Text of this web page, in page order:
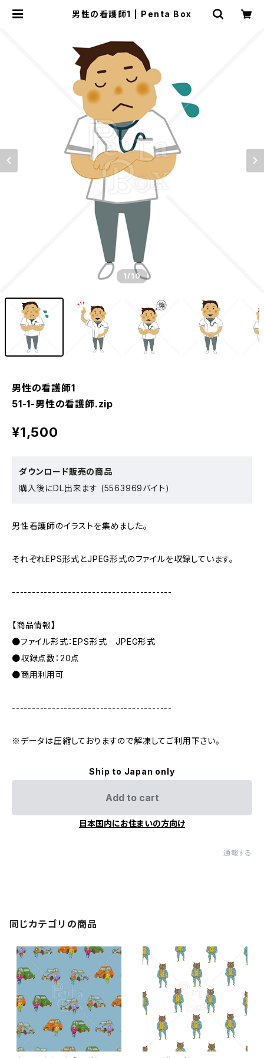
男性の看護師1 | Penta Box
1 /10
男性の看護師1
51-1-男性の看護師.zip
¥1,500
ダウンロード販売の商品
購入後にDL出来ます (5563969バイト)
男性看護師のイラストを集めました。
それぞれEPS形式とJPEG形式のファイルを収録しています。
----------------------------------------
【商品情報】
●ファイル形式：EPS形式 JPEG形式
●収録点数：20点
●商用利用可
----------------------------------------
※データは圧縮しておりますので解凍してご利用下さい。
Ship to Japan only
Add to cart
日本国内にお住まいの方向け
通報する
同じカテゴリの商品